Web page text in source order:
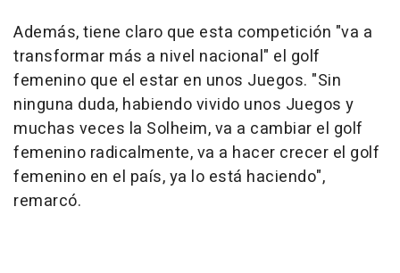
Además, tiene claro que esta competición "va a
transformar más a nivel nacional" el golf
femenino que el estar en unos Juegos. "Sin
ninguna duda, habiendo vivido unos Juegos y
muchas veces la Solheim, va a cambiar el golf
femenino radicalmente, va a hacer crecer el golf
femenino en el país, ya lo está haciendo",
remarcó.